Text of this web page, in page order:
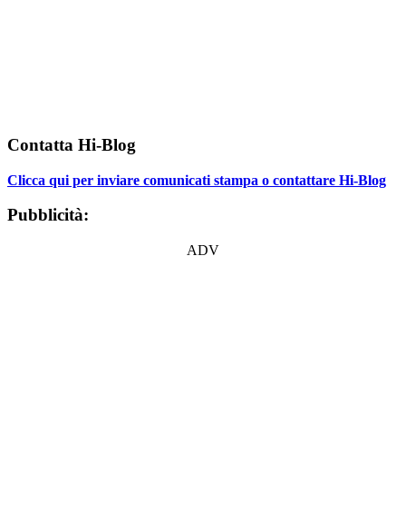
Contatta Hi-Blog
Clicca qui per inviare comunicati stampa o contattare Hi-Blog
Pubblicità:
ADV